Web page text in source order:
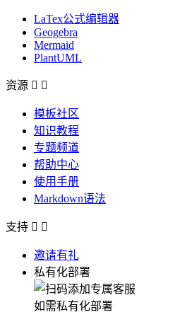
LaTex公式编辑器
Geogebra
Mermaid
PlantUML
资源  
模板社区
知识教程
专题频道
帮助中心
使用手册
Markdown语法
支持  
邀请有礼
私有化部署
如需私有化部署